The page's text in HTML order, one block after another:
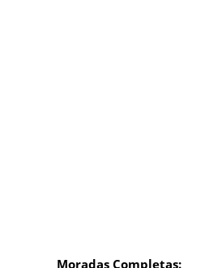
Moradas Completas: